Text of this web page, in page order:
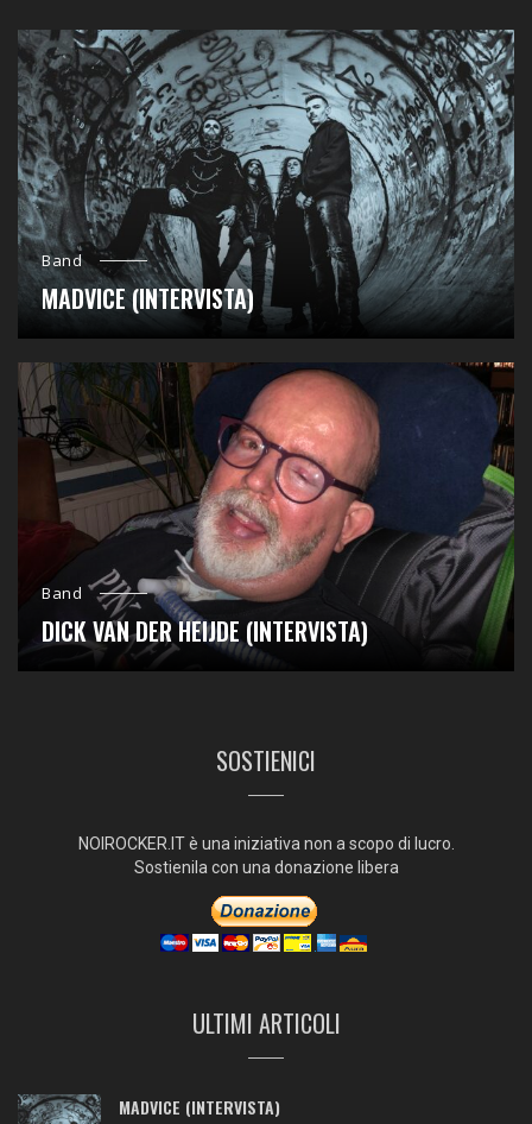
Band
MADVICE (INTERVISTA)
Band
DICK VAN DER HEIJDE (INTERVISTA)
SOSTIENICI
NOIROCKER.IT è una iniziativa non a scopo di lucro.
Sostienila con una donazione libera
ULTIMI ARTICOLI
MADVICE (INTERVISTA)